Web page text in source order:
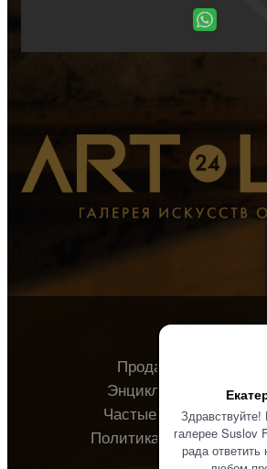
галерее Suslov
рада
Продавцу
Энциклопедия
О
Частые вопросы
Политика